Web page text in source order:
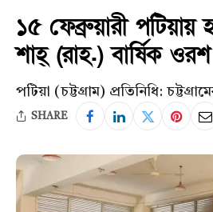
১৫ ফেব্রুয়ারী
শাহ্ (রাহ.) বার্ষিক ওরশ
পটিয়া (চট্টগ্রাম) প্রতিনিধি:
SHARE